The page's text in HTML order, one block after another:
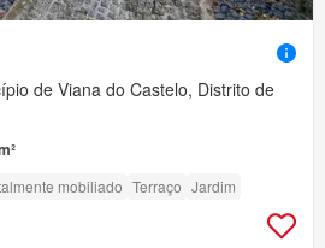
de Viana do Castelo, Distrito de
mobiliado Terraço Jardim